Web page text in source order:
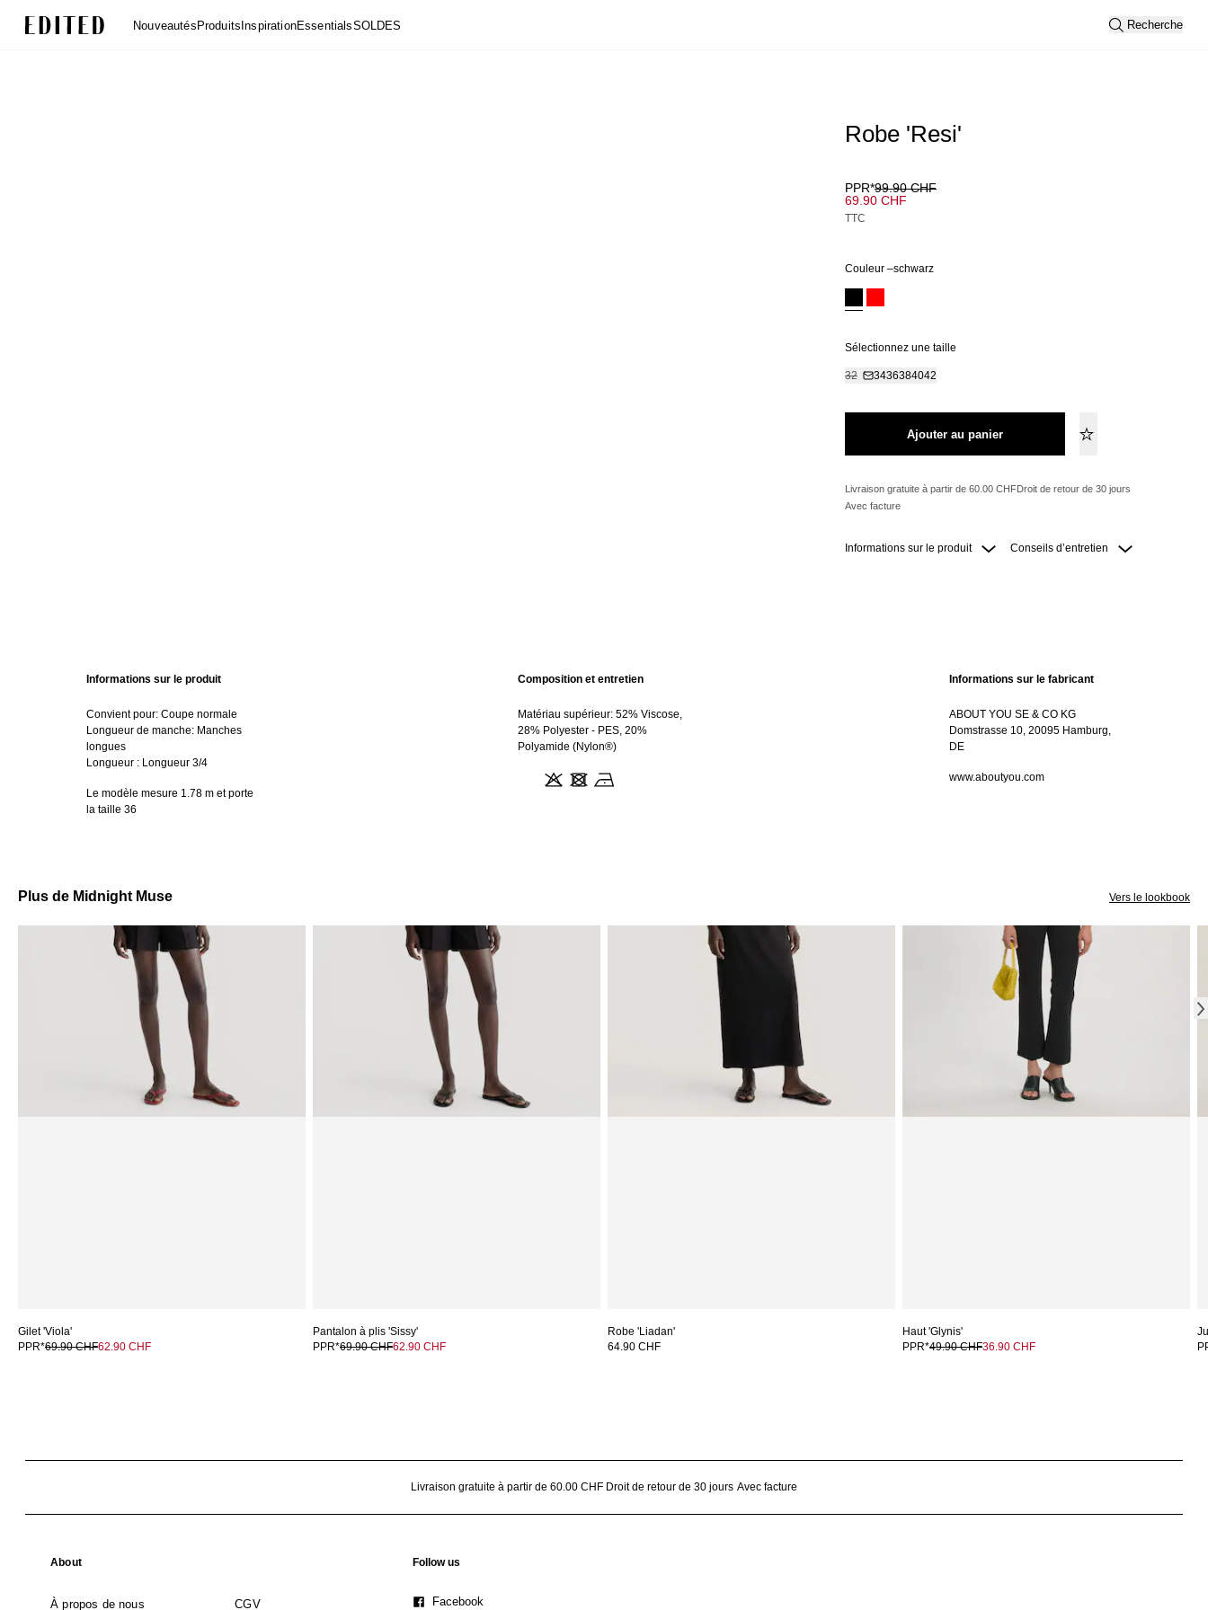
NouveautésProduitsInspirationEssentialsSOLDES Recherche
Robe 'Resi'
PPR*99.90 CHF
69.90 CHF
TTC
Couleur –schwarz
Sélectionnez une taille
32 3436384042
Ajouter au panier
Livraison gratuite à partir de 60.00 CHFDroit de retour de 30 jours
Avec facture
Informations sur le produit Conseils d’entretien
Informations sur le produit
Convient pour: Coupe normale
Longueur de manche: Manches
longues
Longueur : Longueur 3/4
Le modèle mesure 1.78 m et porte
la taille 36
Composition et entretien
Matériau supérieur: 52% Viscose,
28% Polyester - PES, 20%
Polyamide (Nylon®)
Informations sur le fabricant
ABOUT YOU SE & CO KG
Domstrasse 10, 20095 Hamburg,
DE
www.aboutyou.com
Plus de Midnight Muse Vers le lookbook
Gilet 'Viola'
PPR*69.90 CHF62.90 CHF
Pantalon à plis 'Sissy'
PPR*69.90 CHF62.90 CHF
Robe 'Liadan'
64.90 CHF
Haut 'Glynis'
PPR*49.90 CHF36.90 CHF
Livraison gratuite à partir de 60.00 CHF Droit de retour de 30 jours Avec facture
About
À propos de nous CGV
Follow us
Facebook